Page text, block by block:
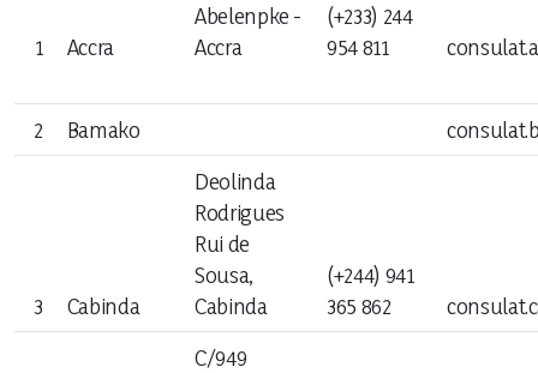
1 Accra
Abelenpke -
Accra
(+233) 244
954 811
2 Bamako
3 Cabinda
Deolinda
Rodrigues
Rui de
Sousa,
Cabinda
(+244) 941
365 862
C/949
Précédents Ministres
Secrétariat Général
Précédents Secrétaires Généraux
Organigramme du ministère
Missions permanentes